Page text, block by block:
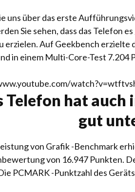
uns über das erste
Sie sehen, dass das Telefon
erzielen. Auf Geekbench erzielte
in einem Multi-Core-Test 7.204
Telefon hat
gut
von Grafik -Benchmark
von 16.947 Punkten.
PCMARK -Punktzahl des